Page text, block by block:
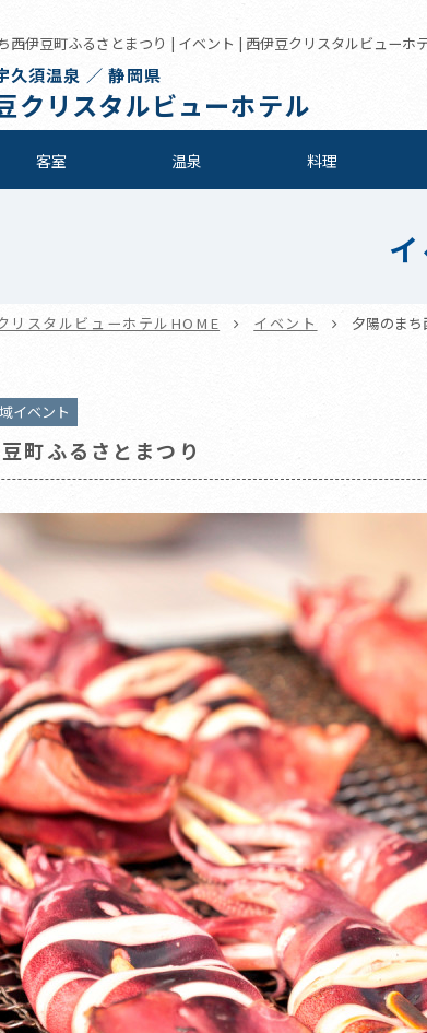
西伊豆町ふるさとまつり | イベント | 西伊豆クリスタルビューホ
久須温泉 ／ 静岡県
クリスタルビューホテル
客室 温泉 料理
リスタルビューホテルHOME イベント 夕陽のま
イベント
町ふるさとまつり